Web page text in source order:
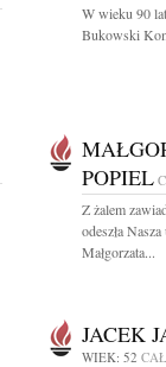
W wieku 90
Bukowski
POPIEL
Z żalem
odeszła
Małgorzata...
JACEK
WIEK: 52